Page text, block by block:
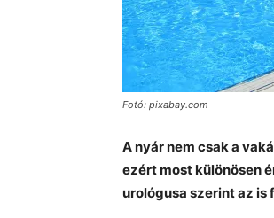
Fotó: pixabay.com
A nyár nem csak a
ezért most különösen
urológusa szerint az is